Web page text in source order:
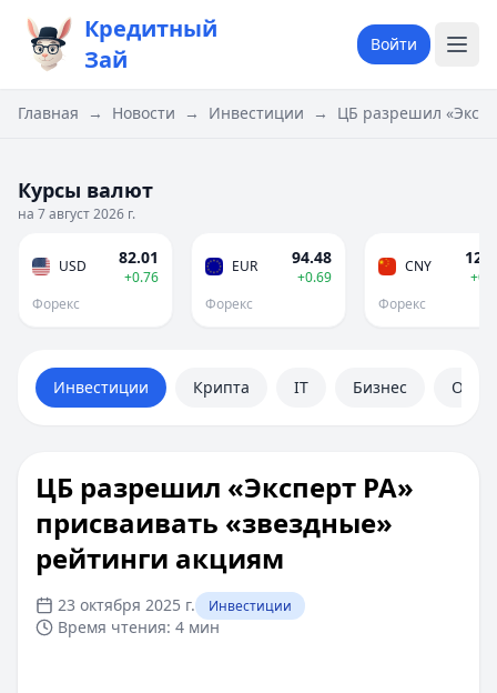
Кредитный
Зай
Войти
Главная → Новости → Инвестиции → ЦБ разрешил
Курсы валют
на 7 август 2026 г.
USD 82.01
+0.76
Форекс
EUR 94.48
+0.69
Форекс
CNY
Форекс
Инвестиции Крипта IT Бизнес
ЦБ разрешил «Эксперт РА»
присваивать «звездные»
рейтинги акциям
23 октября 2025 г. Инвестиции
Время чтения: 4 мин